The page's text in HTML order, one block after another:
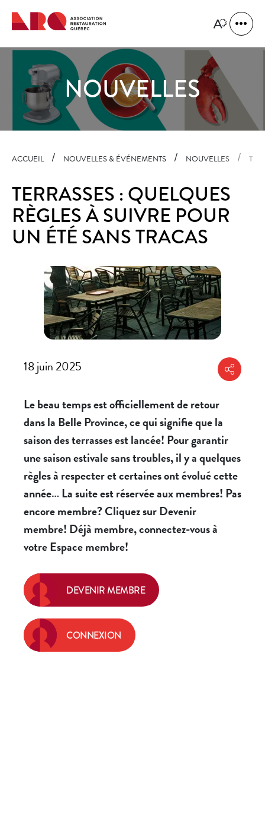
Navigation
rapide
Ouvrir
menu
Ouvrir
la
NOUVELLES
ACCUEIL NOUVELLES & ÉVÉNEMENTS NOUVELLES
TERRASSES : QUELQUES
RÈGLES À SUIVRE POUR
UN ÉTÉ SANS TRACAS
18 juin 2025 Partager
Le beau temps est officiellement de retour
dans la Belle Province, ce qui signifie que la
saison des terrasses est lancée! Pour garantir
une saison estivale sans troubles, il y a quelques
règles à respecter et certaines ont évolué cette
année… La suite est réservée aux membres! Pas
encore membre? Cliquez sur Devenir
membre! Déjà membre, connectez-vous à
votre Espace membre!
DEVENIR MEMBRE
CONNEXION